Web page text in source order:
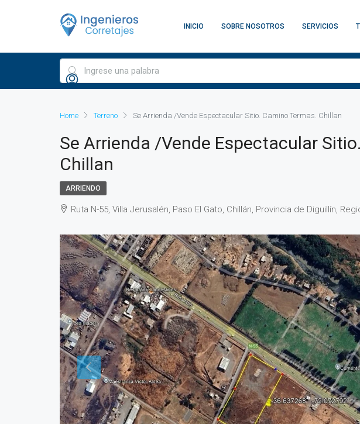
INICIO SOBRE NOSOTROS SERVICIOS
Home Terreno Se Arrienda /Vende Espectacular Sitio. Camino Termas. Chillan
Se Arrienda /Vende Espectacular
Chillan
ARRIENDO
Ruta N-55, Villa Jerusalén, Paso El Gato, Chillán, Provincia de Diguillín,